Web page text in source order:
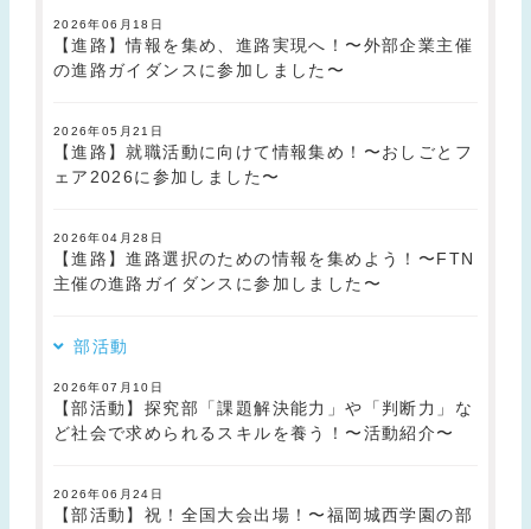
2026年06月18日
【進路】情報を集め、進路実現へ！〜外部企業主催
の進路ガイダンスに参加しました〜
2026年05月21日
【進路】就職活動に向けて情報集め！〜おしごとフ
ェア2026に参加しました〜
2026年04月28日
【進路】進路選択のための情報を集めよう！〜FTN
主催の進路ガイダンスに参加しました〜
部活動
2026年07月10日
【部活動】探究部「課題解決能力」や「判断力」な
ど社会で求められるスキルを養う！〜活動紹介〜
2026年06月24日
【部活動】祝！全国大会出場！〜福岡城西学園の部